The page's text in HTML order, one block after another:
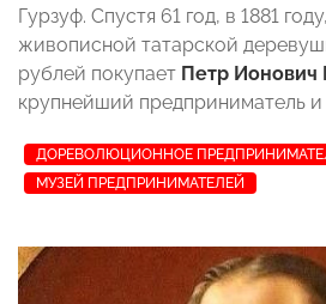
Гурзуф. Спустя 61 год, в 1881
живописной татарской
рублей покупает Петр Ионович
крупнейший предприниматель и
ДОРЕВОЛЮЦИОННОЕ
МУЗЕЙ ПРЕДПРИНИМАТЕЛЕЙ